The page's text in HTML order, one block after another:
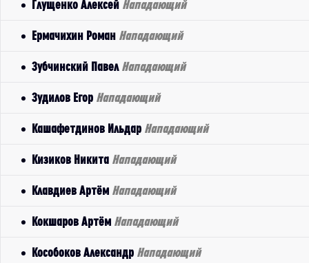
Глущенко Алексей Нападающий
Ермачихин Роман Нападающий
Зубчинский Павел Нападающий
Зудилов Егор Нападающий
Кашафетдинов Ильдар Нападающий
Кизиков Никита Нападающий
Клавдиев Артём Нападающий
Кокшаров Артём Нападающий
Кособоков Александр Нападающий